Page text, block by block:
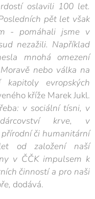
oslavili 100 let.
pět let však
- pomáhali jsme v
nezažili. Například
mnohá omezení
nebo válka na
kapitoly evropských
kříže Marek Jukl.
v sociální tísni, v
krve, v
či humanitární
od založení naší
v ČČK impulsem k
činností a pro naši
dodává.